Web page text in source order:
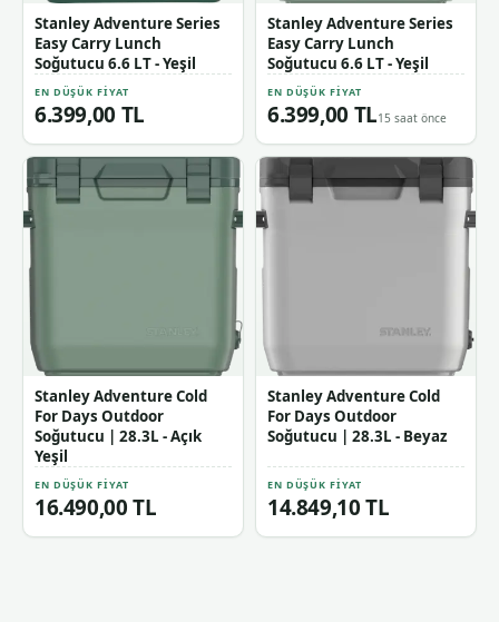
Stanley Adventure Series
Easy Carry Lunch
Soğutucu 6.6 LT - Yeşil
EN DÜŞÜK FIYAT
6.399,00 TL
Stanley Adventure Series
Easy Carry Lunch
Soğutucu 6.6 LT - Yeşil
EN DÜŞÜK FIYAT
6.399,00 TL15 saat önce
Stanley Adventure Cold
For Days Outdoor
Soğutucu | 28.3L - Açık
Yeşil
EN DÜŞÜK FIYAT
16.490,00 TL
Stanley Adventure Cold
For Days Outdoor
Soğutucu | 28.3L - Beyaz
EN DÜŞÜK FIYAT
14.849,10 TL